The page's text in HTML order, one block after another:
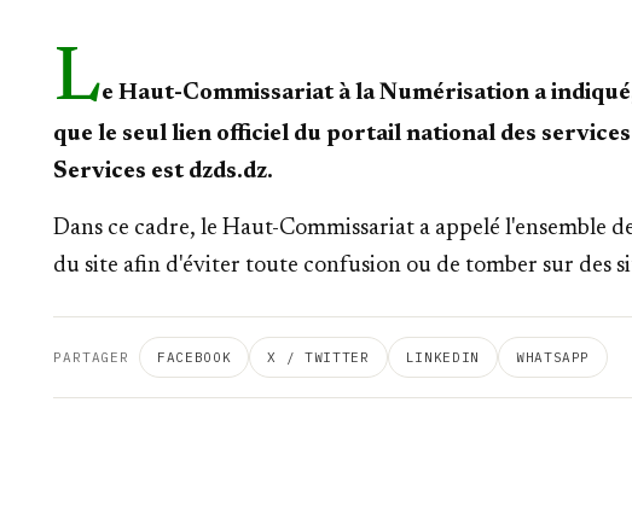
Le Haut-Commissariat à la Numérisation a
que le seul lien officiel du portail national des
Services est dzds.dz.
Dans ce cadre, le Haut-Commissariat a appelé l'ensemble
du site afin d'éviter toute confusion ou de tomber sur des
PARTAGER FACEBOOK X / TWITTER LINKEDIN WHATSAPP